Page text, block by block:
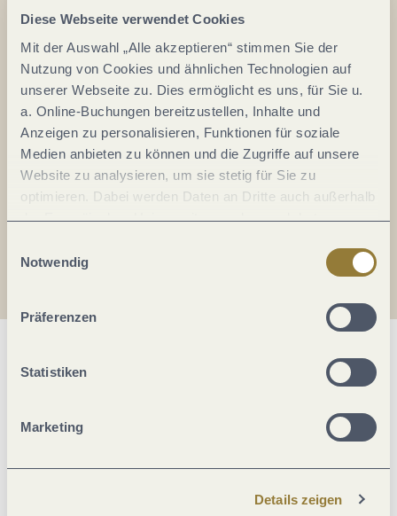
Diese Webseite verwendet Cookies
Mit der Auswahl „Alle akzeptieren“ stimmen Sie der
Nutzung von Cookies und ähnlichen Technologien auf
unserer Webseite zu. Dies ermöglicht es uns, für Sie u.
a. Online-Buchungen bereitzustellen, Inhalte und
Anzeigen zu personalisieren, Funktionen für soziale
Medien anbieten zu können und die Zugriffe auf unsere
Website zu analysieren, um sie stetig für Sie zu
optimieren. Dabei werden Daten an Dritte auch außerhalb
der Europäischen Union weitergegeben und dort
jederzeit widerrufen werden. Mit der Auswahl "Alle
ablehnen" kann es zu Beeinträchtigungen in der Nutzung
Notwendig
Präferenzen
Statistiken
Marketing
Details zeigen
Mosel im Abo: Mit unserem Newsletter
Ihre
E-
Mail-
Adresse:
*
Ich erkläre mich mit der
Datenschutzerklärung